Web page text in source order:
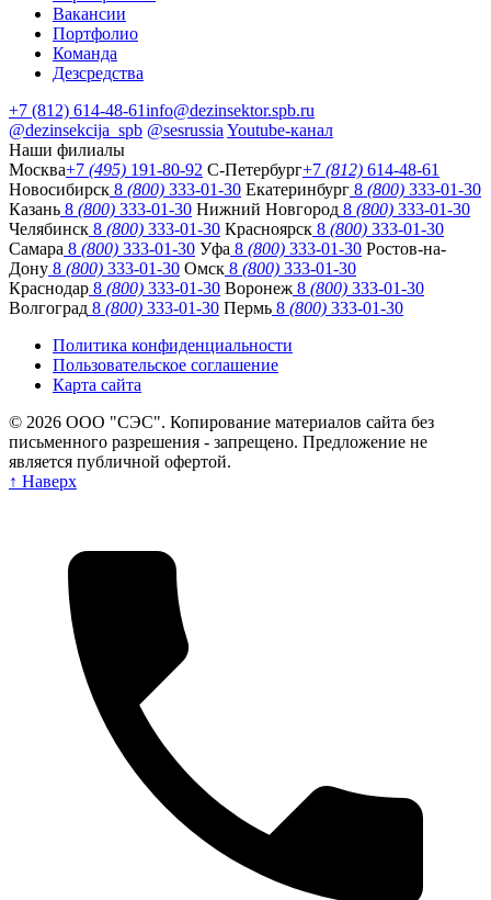
Вакансии
Портфолио
Команда
Дезсредства
+7 (812) 614-48-61info@dezinsektor.spb.ru
@dezinsekcija_spb @sesrussiaYoutube-канал
Наши филиалы
Москва+7 (495) 191-80-92 С-Петербург+7 (812) 614-48-61
Новосибирск 8 (800) 333-01-30 Екатеринбург 8 (800) 333-01-30
Казань 8 (800) 333-01-30 Нижний Новгород 8 (800) 333-01-30
Челябинск 8 (800) 333-01-30 Красноярск 8 (800) 333-01-30
Самара 8 (800) 333-01-30 Уфа 8 (800) 333-01-30 Ростов-на-
Дону 8 (800) 333-01-30 Омск 8 (800) 333-01-30
Краснодар 8 (800) 333-01-30 Воронеж 8 (800) 333-01-30
Волгоград 8 (800) 333-01-30 Пермь 8 (800) 333-01-30
Политика конфиденциальности
Пользовательское соглашение
Карта сайта
© 2026 ООО "СЭС". Копирование материалов сайта без
письменного разрешения - запрещено. Предложение не
является публичной офертой.
↑ Наверх